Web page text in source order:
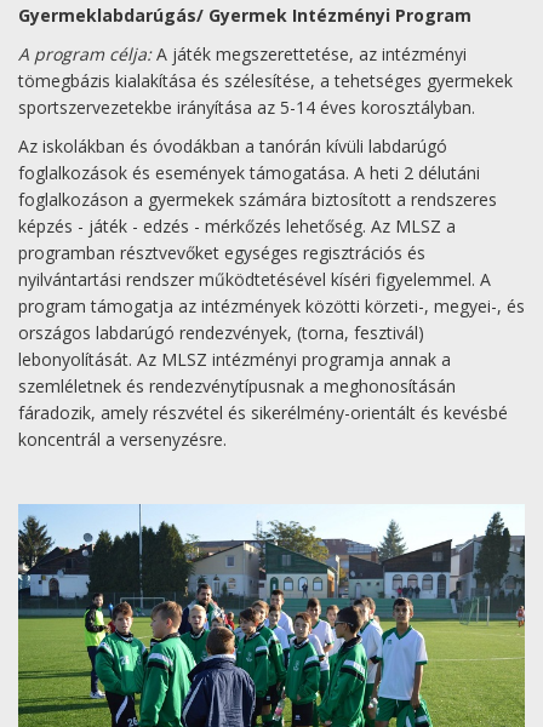
Gyermeklabdarúgás/ Gyermek Intézményi Program
A program célja:A játék megszerettetése, az intézményi
tömegbázis kialakítása és szélesítése, a tehetséges gyermekek
sportszervezetekbe irányítása az 5-14 éves korosztályban.
Az iskolákban és óvodákban a tanórán kívüli labdarúgó
foglalkozások és események támogatása. A heti 2 délutáni
foglalkozáson a gyermekek számára biztosított a rendszeres
képzés - játék - edzés - mérkőzés lehetőség. Az MLSZ a
programban résztvevőket egységes regisztrációs és
nyilvántartási rendszer működtetésével kíséri figyelemmel. A
program támogatja az intézmények közötti körzeti-, megyei-, és
országos labdarúgó rendezvények, (torna, fesztivál)
lebonyolítását. Az MLSZ intézményi programja annak a
szemléletnek és rendezvénytípusnak a meghonosításán
fáradozik, amely részvétel és sikerélmény-orientált és kevésbé
koncentrál a versenyzésre.